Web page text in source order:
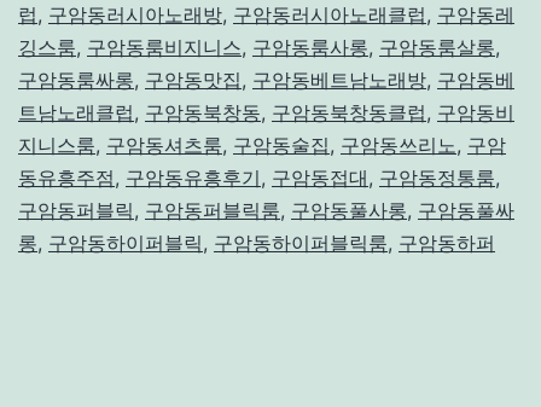
당
신
을
위
한
선
럽, 구암동러시아노래방, 구암동러시아노래클럽, 구암동레
깅스룸, 구암동룸비지니스, 구암동룸사롱, 구암동룸살롱,
구암동룸싸롱, 구암동맛집, 구암동베트남노래방, 구암동베
트남노래클럽, 구암동북창동, 구암동북창동클럽, 구암동비
지니스룸, 구암동셔츠룸, 구암동술집, 구암동쓰리노, 구암
동유흥주점, 구암동유흥후기, 구암동접대, 구암동정통룸,
구암동퍼블릭, 구암동퍼블릭룸, 구암동풀사롱, 구암동풀싸
롱, 구암동하이퍼블릭, 구암동하이퍼블릭룸, 구암동하퍼